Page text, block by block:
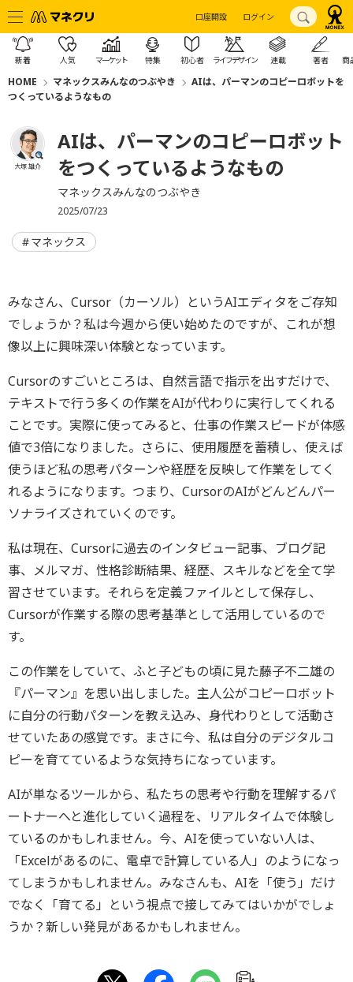
口座開設 ログイン
新着 人気 マーケット 特集 初心者 ライフデザイン 連載 著者 商
HOME マネックスみんなのつぶやき
AIは、パーマンのコピーロボットを
つくっているようなもの
大塚 雄介
AIは、パーマンのコピーロボット
をつくっているようなもの
マネックスみんなのつぶやき
2025/07/23
マネックス
みなさん、Cursor（カーソル）というAIエディタをご存知
でしょうか？私は今週から使い始めたのですが、これが想
像以上に興味深い体験となっています。
Cursorのすごいところは、自然言語で指示を出すだけで、
テキストで行う多くの作業をAIが代わりに実行してくれる
ことです。実際に使ってみると、仕事の作業スピードが体感
値で3倍になりました。さらに、使用履歴を蓄積し、使えば
使うほど私の思考パターンや経歴を反映して作業をしてく
れるようになります。つまり、CursorのAIがどんどんパー
ソナライズされていくのです。
私は現在、Cursorに過去のインタビュー記事、ブログ記
事、メルマガ、性格診断結果、経歴、スキルなどを全て学
習させています。それらを定義ファイルとして保存し、
Cursorが作業する際の思考基準として活用しているので
す。
この作業をしていて、ふと子どもの頃に見た藤子不二雄の
『パーマン』を思い出しました。主人公がコピーロボット
に自分の行動パターンを教え込み、身代わりとして活動さ
せていたあの感覚です。まさに今、私は自分のデジタルコ
ピーを育てているような気持ちになっています。
AIが単なるツールから、私たちの思考や行動を理解するパ
ートナーへと進化していく過程を、リアルタイムで体験し
ているのかもしれません。今、AIを使っていない人は、
「Excelがあるのに、電卓で計算している人」のようになっ
てしまうかもしれません。みなさんも、AIを「使う」だけ
でなく「育てる」という視点で接してみてはいかがでしょ
うか？新しい発見があるかもしれません。